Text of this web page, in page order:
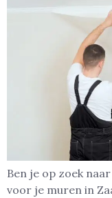
Ben je op zoek
voor je muren in